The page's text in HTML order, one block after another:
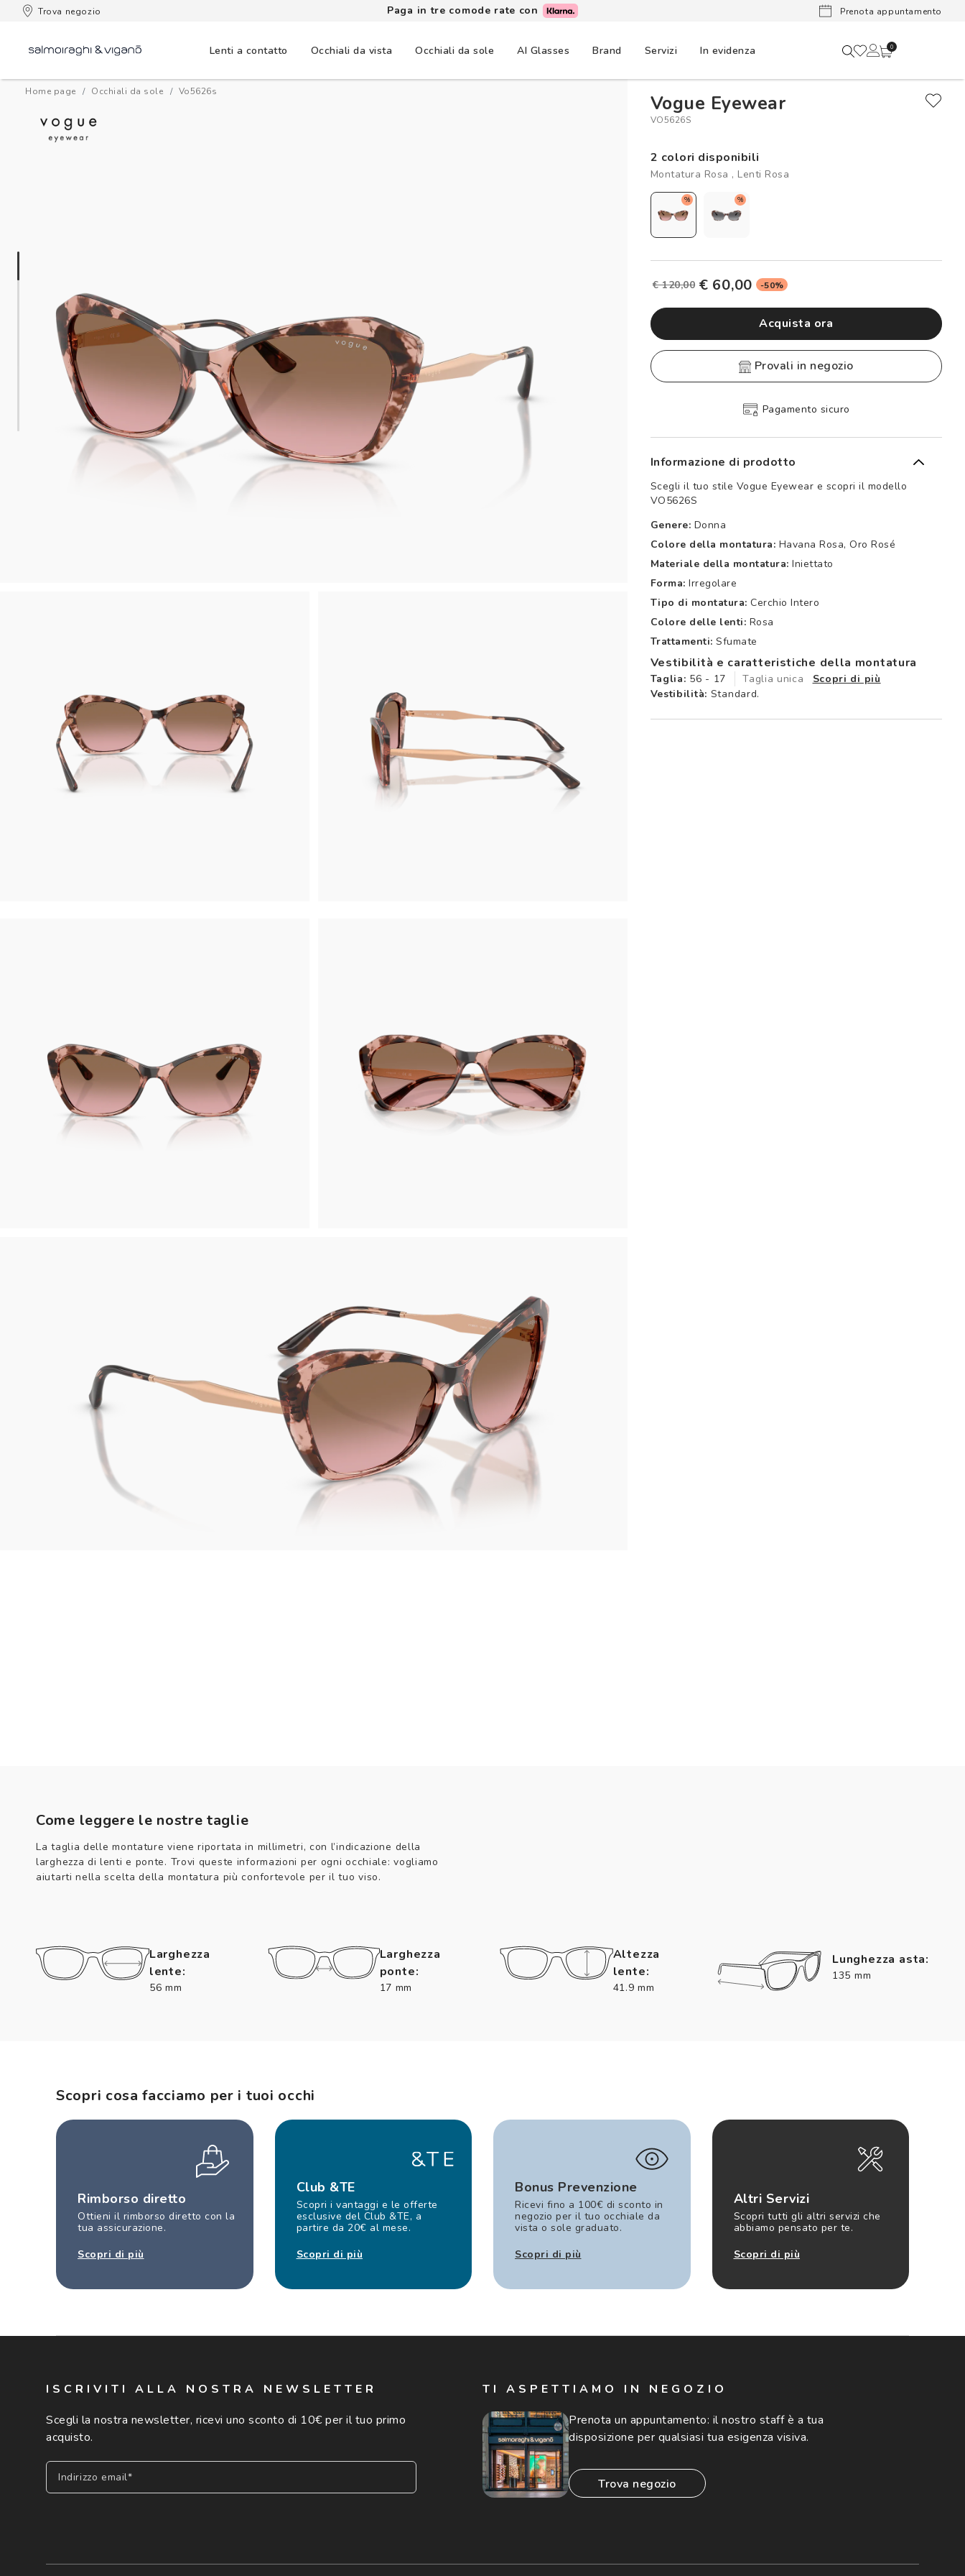
Trova negozio Paga in tre comode rate con Lenti a
Prenota appuntamento
Lenti a contatto Occhiali da vista Occhiali da sole AI Glasses Brand Servizi In evidenza 0
Home page Occhiali da sole vo5626s Vogue Eyewear
VO5626S
2 colori disponibili
Montatura Rosa , Lenti Rosa
% %
€ 120,00 € 60,00 -50%
Acquista ora
provali in negozio
gratuita, senza spesa minima Ritiro in negozio disponibile Reso gratuito entro 30
Informazione di prodotto
Scegli il tuo stile Vogue Eyewear e scopri il modello
VO5626S
Genere: Donna
Colore della montatura: Havana Rosa, Oro Rosé
Materiale della montatura: Iniettato
Forma: Irregolare
Tipo di montatura: Cerchio Intero
Colore delle lenti: Rosa
Trattamenti: Sfumate
Vestibilità e caratteristiche della montatura
Taglia: 56 - 17 Taglia unica
Scopri di più
Vestibilità: Standard.
Come leggere le nostre taglie
La taglia delle montature viene riportata in millimetri, con l’indicazione della
larghezza di lenti e ponte. Trovi queste informazioni per ogni occhiale: vogliamo
aiutarti nella scelta della montatura più confortevole per il tuo viso.
Larghezza
lente:
56 mm
Larghezza
ponte:
17 mm
Altezza
lente:
41.9 mm
Lunghezza asta:
135 mm
Scopri cosa facciamo per i tuoi occhi
Rimborso diretto
Ottieni il rimborso diretto con la
tua assicurazione.
Scopri di più
Club &TE
Scopri i vantaggi e le offerte
esclusive del Club &TE, a
partire da 20€ al mese.
Scopri di più
Bonus Prevenzione
Ricevi fino a 100€ di sconto in
negozio per il tuo occhiale da
vista o sole graduato.
Scopri di più
Altri Servizi
Scopri tutti gli altri servizi che
abbiamo pensato per te.
Scopri di più
ISCRIVITI ALLA NOSTRA NEWSLETTER
Scegli la nostra newsletter, ricevi uno sconto di 10€ per il tuo primo
acquisto.
Indirizzo email*
TI ASPETTIAMO IN NEGOZIO
Prenota un appuntamento: il nostro staff è a tua
disposizione per qualsiasi tua esigenza visiva.
trova negozio